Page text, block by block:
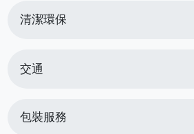
清潔環保
交通
包裝服務